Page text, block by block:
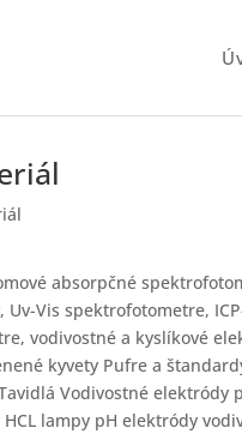
absorpčné
Vis spektrofotometre,
vodivostné a kyslíkové
kyvety Pufre a
Vodivostné
lampy pH elektródy